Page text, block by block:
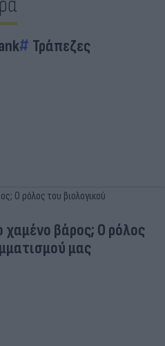
Τράπεζες
χαμένο βάρος; Ο ρόλος
μας